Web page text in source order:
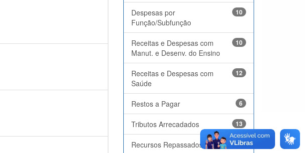
10
Despesas por
Função/Subfunção
10
Receitas e Despesas com
Manut. e Desenv. do Ensino
12
Receitas e Despesas com
Saúde
6
Restos a Pagar
13
Tributos Arrecadados
11
Recursos Repassados